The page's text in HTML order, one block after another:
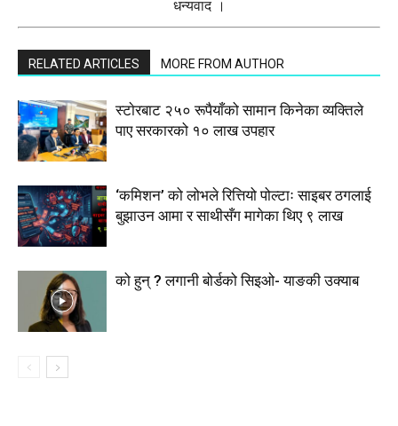
धन्यवाद ।
RELATED ARTICLES MORE FROM AUTHOR
स्टाेरबाट २५० रूपैयाँको सामान किनेका व्यक्तिले
पाए सरकारको १० लाख उपहार
‘कमिशन’ को लोभले रित्तियो पोल्टाः साइबर ठगलाई
बुझाउन आमा र साथीसँग मागेका थिए ९ लाख
को हुन् ? लगानी बोर्डको सिइओ- याङकी उक्याब